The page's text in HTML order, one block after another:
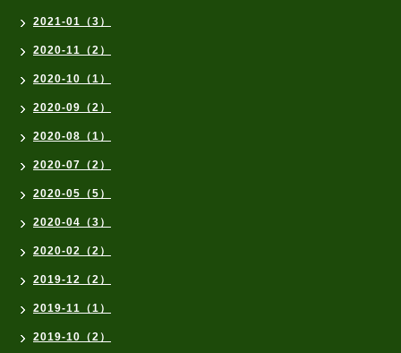
2021-01（3）
2020-11（2）
2020-10（1）
2020-09（2）
2020-08（1）
2020-07（2）
2020-05（5）
2020-04（3）
2020-02（2）
2019-12（2）
2019-11（1）
2019-10（2）